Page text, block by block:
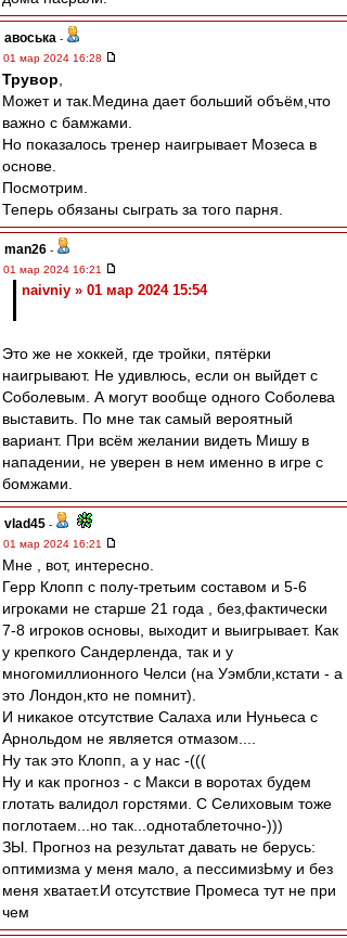
авоська -
01 мар 2024 16:28
Трувор
Может и так.Медина дает больший объём,что
важно с бамжами.
Но показалось тренер наигрывает Мозеса в
основе.
Посмотрим.
Теперь обязаны сыграть за того парня.
man26 -
01 мар 2024 16:21
naivniy » 01 мар 2024 15:54
Это же не хоккей, где тройки, пятёрки
наигрывают. Не удивлюсь, если он выйдет с
Соболевым. А могут вообще одного Соболева
выставить. По мне так самый вероятный
вариант. При всём желании видеть Мишу в
нападении, не уверен в нем именно в игре с
бомжами.
vlad45 -
01 мар 2024 16:21
Мне , вот, интересно.
Герр Клопп с полу-третьим составом и 5-6
игроками не старше 21 года , без,фактически
7-8 игроков основы, выходит и выигрывает. Как
у крепкого Сандерленда, так и у
многомиллионного Челси (на Уэмбли,кстати - а
это Лондон,кто не помнит).
И никакое отсутствие Салаха или Нуньеса с
Арнольдом не является отмазом....
Ну так это Клопп, а у нас -(((
Ну и как прогноз - с Макси в воротах будем
глотать валидол горстями. С Селиховым тоже
поглотаем...но так...однотаблеточно-)))
ЗЫ. Прогноз на результат давать не берусь:
оптимизма у меня мало, а пессимизЬму и без
меня хватает.И отсутствие Промеса тут не при
чем